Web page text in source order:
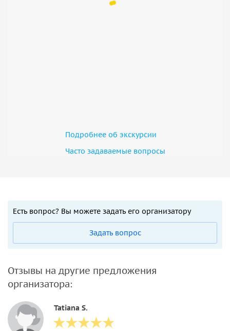
Подробнее об экскурсии
Часто задаваемые вопросы
Есть вопрос? Вы можете задать его организатору
Задать вопрос
Отзывы на другие предложения
организатора:
Tatiana S.